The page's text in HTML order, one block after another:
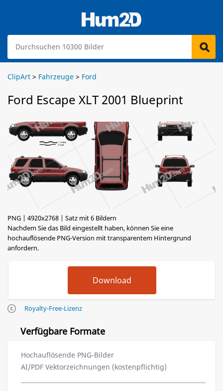
ClipArt > Fahrzeuge > Ford
Ford Escape XLT 2001 Blueprint
PNG | 4920x2768 | Satz mit 6 Bildern
Nachdem Sie das Bild eingestellt haben, können Sie eine
hochauflösende PNG-Version mit transparentem Hintergrund
anfordern.
Royalty-Free-Lizenz
Verfügbare Formate
Hochauflösende PNG-Bilder
AI/PDF Vektorzeichnungen (kostenpflichtig)